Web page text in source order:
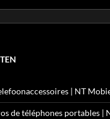
| NT
de téléphones portables |